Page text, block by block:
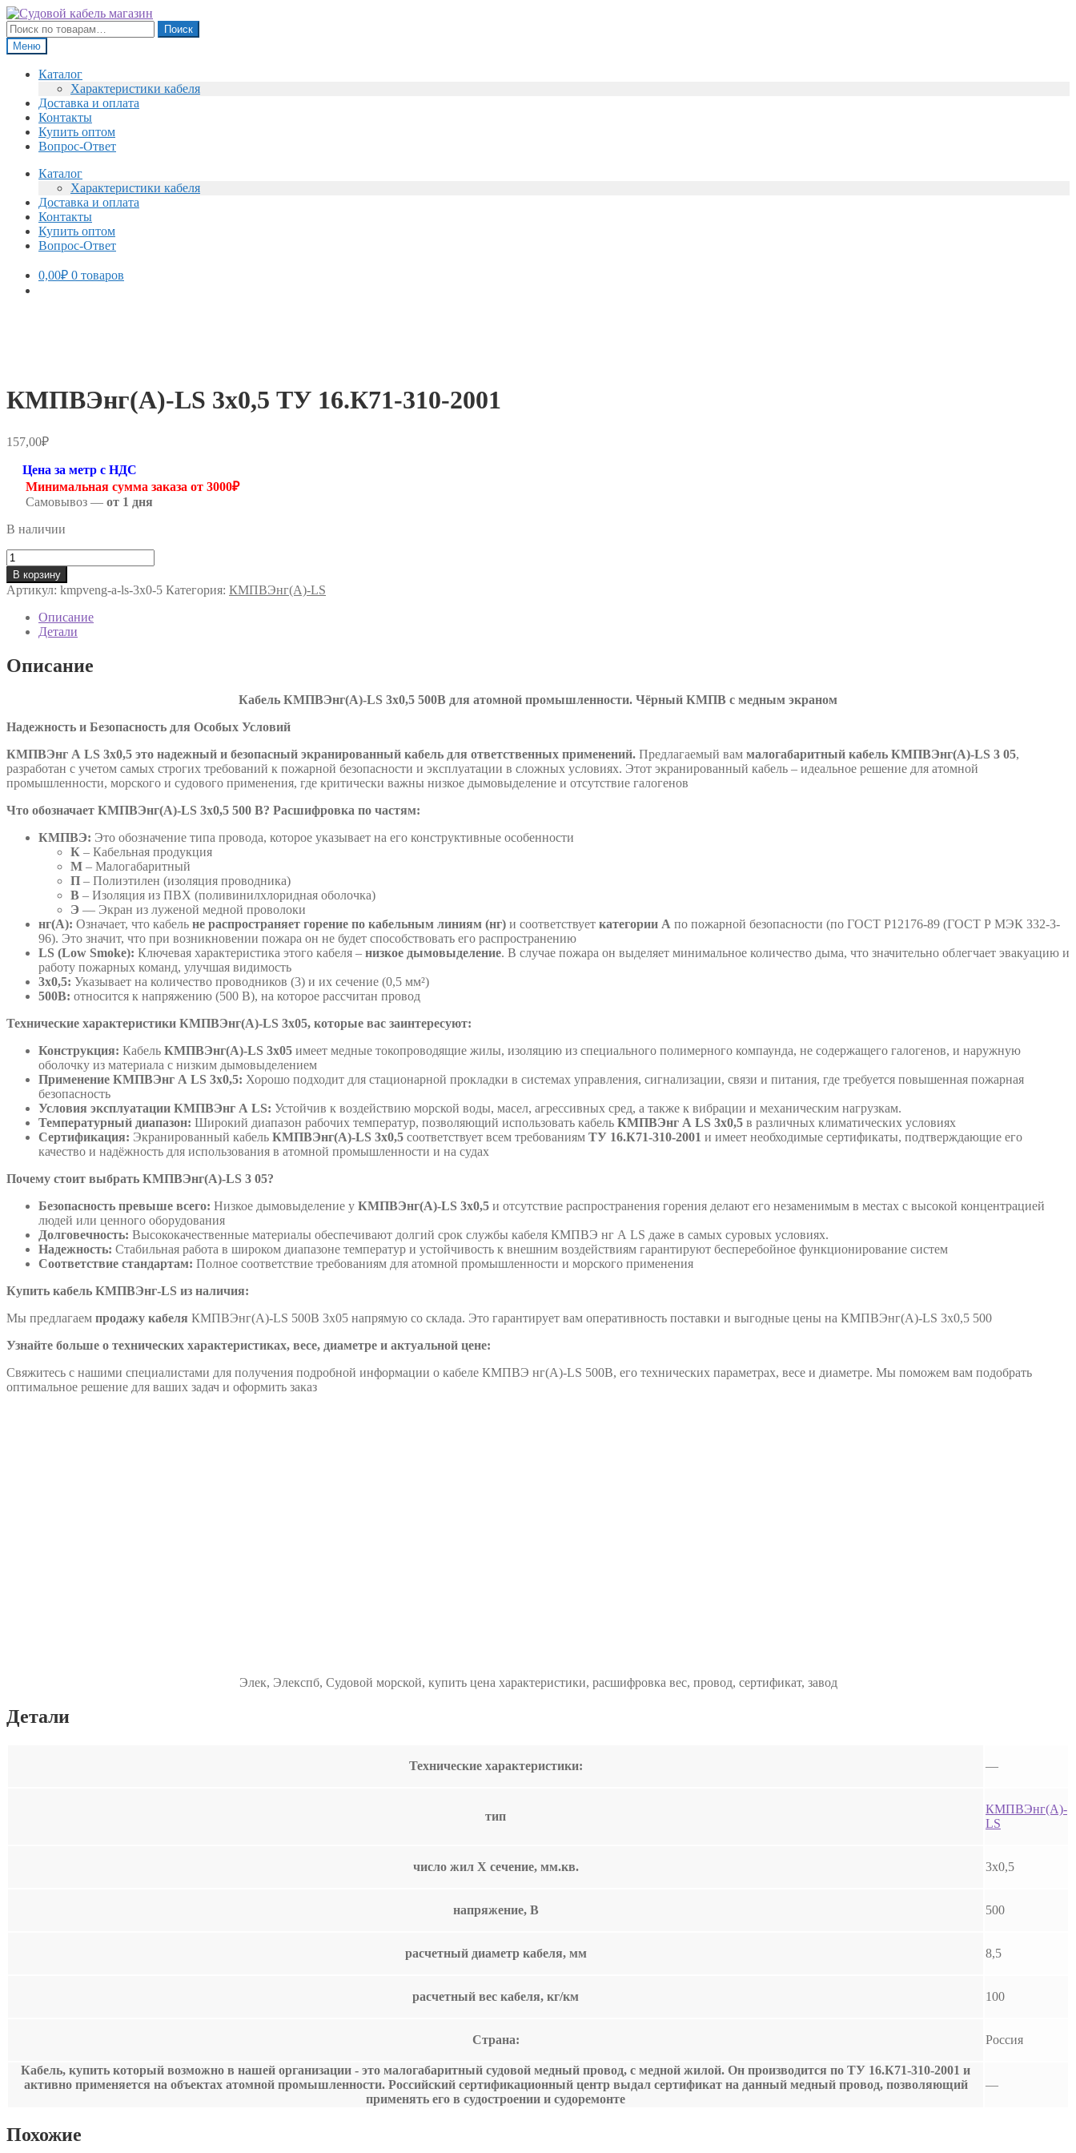
Перейти
к
навигации
Перейти
к
содержимому
Искать:
Поиск
Меню
Каталог
Характеристики кабеля
Доставка и оплата
Контакты
Купить оптом
Вопрос-Ответ
Каталог
Характеристики кабеля
Доставка и оплата
Контакты
Купить оптом
Вопрос-Ответ
0,00₽ 0 товаров
КМПВЭнг(А)-LS 3х0,5 ТУ 16.К71-310-2001
157,00₽
Цена за метр с НДС
Минимальная сумма заказа от 3000₽
Самовывоз — от 1 дня
В наличии
Количество
товара
КМПВЭнг(А)-
LS
3х0,5
16.К71-
310-
2001
В корзину
Артикул: kmpveng-a-ls-3х0-5 Категория: КМПВЭнг(А)-LS
Описание
Детали
Описание
Кабель КМПВЭнг(А)-LS 3х0,5 500В для атомной промышленности. Чёрный КМПВ с медным экраном
Надежность и Безопасность для Особых Условий
КМПВЭнг А LS 3х0,5 это надежный и безопасный экранированный кабель для ответственных применений. Предлагаемый вам малогабаритный кабель КМПВЭнг(А)-LS 3 05,
разработан с учетом самых строгих требований к пожарной безопасности и эксплуатации в сложных условиях. Этот экранированный кабель – идеальное решение для атомной
промышленности, морского и судового применения, где критически важны низкое дымовыделение и отсутствие галогенов
Что обозначает КМПВЭнг(А)-LS 3х0,5 500 В? Расшифровка по частям:
КМПВЭ: Это обозначение типа провода, которое указывает на его конструктивные особенности
К – Кабельная продукция
М – Малогабаритный
П – Полиэтилен (изоляция проводника)
В – Изоляция из ПВХ (поливинилхлоридная оболочка)
Э — Экран из луженой медной проволоки
нг(А): Означает, что кабель не распространяет горение по кабельным линиям (нг) и соответствует категории А по пожарной безопасности (по ГОСТ Р12176-89 (ГОСТ Р МЭК 332-3-
96). Это значит, что при возникновении пожара он не будет способствовать его распространению
LS (Low Smoke): Ключевая характеристика этого кабеля – низкое дымовыделение. В случае пожара он выделяет минимальное количество дыма, что значительно облегчает эвакуацию и
работу пожарных команд, улучшая видимость
3х0,5: Указывает на количество проводников (3) и их сечение (0,5 мм²)
500В: относится к напряжению (500 В), на которое рассчитан провод
Технические характеристики КМПВЭнг(А)-LS 3х05, которые вас заинтересуют:
Конструкция: Кабель КМПВЭнг(А)-LS 3х05 имеет медные токопроводящие жилы, изоляцию из специального полимерного компаунда, не содержащего галогенов, и наружную
оболочку из материала с низким дымовыделением
Применение КМПВЭнг А LS 3х0,5: Хорошо подходит для стационарной прокладки в системах управления, сигнализации, связи и питания, где требуется повышенная пожарная
безопасность
Условия эксплуатации КМПВЭнг А LS: Устойчив к воздействию морской воды, масел, агрессивных сред, а также к вибрации и механическим нагрузкам.
Температурный диапазон: Широкий диапазон рабочих температур, позволяющий использовать кабель КМПВЭнг А LS 3х0,5 в различных климатических условиях
Сертификация: Экранированный кабель КМПВЭнг(А)-LS 3х0,5 соответствует всем требованиям ТУ 16.К71-310-2001 и имеет необходимые сертификаты, подтверждающие его
качество и надёжность для использования в атомной промышленности и на судах
Почему стоит выбрать КМПВЭнг(А)-LS 3 05?
Безопасность превыше всего: Низкое дымовыделение у КМПВЭнг(А)-LS 3х0,5 и отсутствие распространения горения делают его незаменимым в местах с высокой концентрацией
людей или ценного оборудования
Долговечность: Высококачественные материалы обеспечивают долгий срок службы кабеля КМПВЭ нг А LS даже в самых суровых условиях.
Надежность: Стабильная работа в широком диапазоне температур и устойчивость к внешним воздействиям гарантируют бесперебойное функционирование систем
Соответствие стандартам: Полное соответствие требованиям для атомной промышленности и морского применения
Купить кабель КМПВЭнг-LS из наличия:
Мы предлагаем продажу кабеля КМПВЭнг(А)-LS 500В 3х05 напрямую со склада. Это гарантирует вам оперативность поставки и выгодные цены на КМПВЭнг(А)-LS 3х0,5 500
Узнайте больше о технических характеристиках, весе, диаметре и актуальной цене:
Свяжитесь с нашими специалистами для получения подробной информации о кабеле КМПВЭ нг(А)-LS 500В, его технических параметрах, весе и диаметре. Мы поможем вам подобрать
оптимальное решение для ваших задач и оформить заказ
Элек, Элекспб, Судовой морской, купить цена характеристики, расшифровка вес, провод, сертификат, завод
Детали
Технические характеристики: —
тип
КМПВЭнг(А)-
LS
число жил Х сечение, мм.кв. 3х0,5
напряжение, В 500
расчетный диаметр кабеля, мм 8,5
расчетный вес кабеля, кг/км 100
Страна: Россия
Кабель, купить который возможно в нашей организации - это малогабаритный судовой медный провод, с медной жилой. Он производится по ТУ 16.К71-310-2001 и
активно применяется на объектах атомной промышленности. Российский сертификационный центр выдал сертификат на данный медный провод, позволяющий
применять его в судостроении и судоремонте
—
Похожие